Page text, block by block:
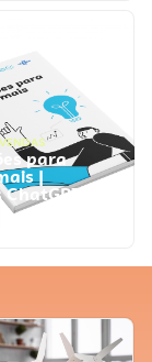
VENDAS
para
|
ChatGPT